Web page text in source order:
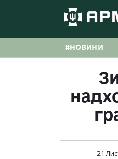
#НОВИНИ
21